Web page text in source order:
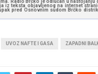
Radio Brčko je odlučan u
teksta objavljenog na internet
pred Osnovnim sudom Brčko
UVOZ NAFTE I GASA ZAPADNI